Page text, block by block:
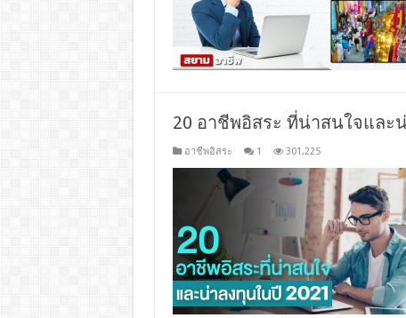
20 อาชีพอิสระ ที่น่าสนใจและ
อาชีพอิสระ 1 301,225